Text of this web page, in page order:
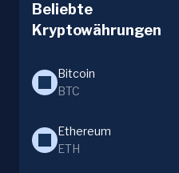
Beliebte
Kryptowährungen
Bitcoin
BTC
Ethereum
ETH